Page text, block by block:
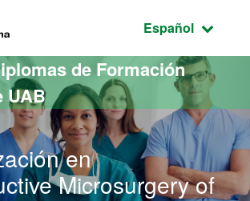
de la página
Idioma
Español
de Formación
UAB
en
Microsurgery of